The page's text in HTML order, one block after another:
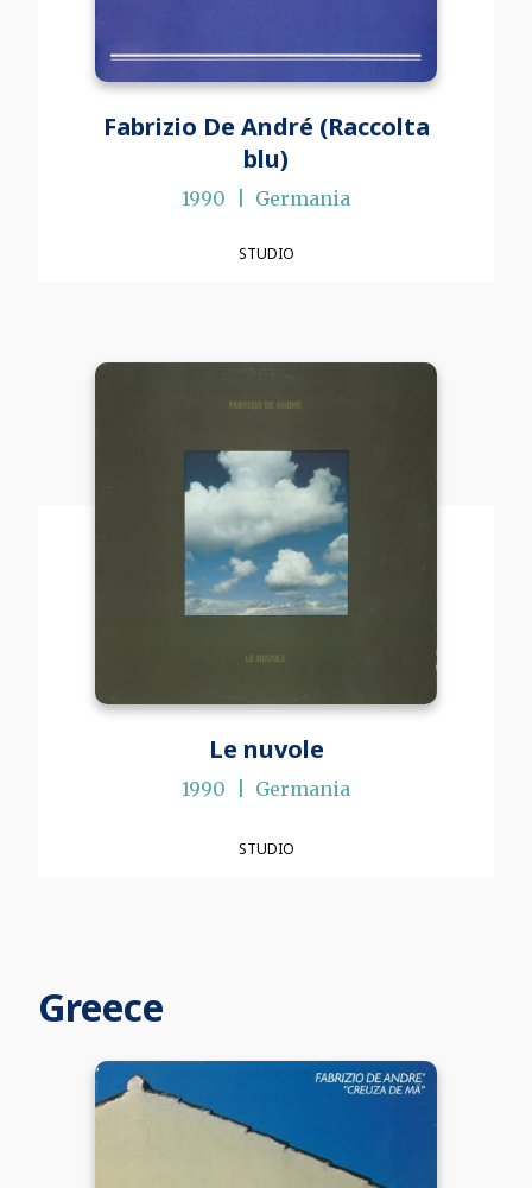
Fabrizio De André (Raccolta
blu)
1990 Germania
STUDIO
Le nuvole
1990 Germania
STUDIO
Greece